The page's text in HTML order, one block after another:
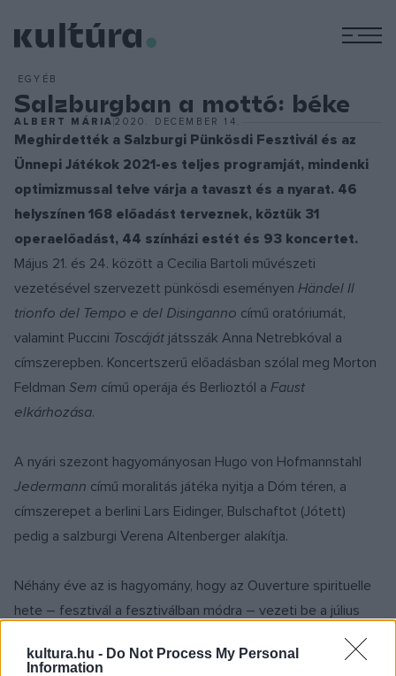
kultura.hu - Do Not Process My Personal
Information
EGYÉB
Salzburgban a mottó: béke
ALBERT MÁRIA2020. DECEMBER 14.
Meghirdették a Salzburgi Pünkösdi Fesztivál és az
Ünnepi Játékok 2021-es teljes programját, mindenki
optimizmussal telve várja a tavaszt és a nyarat. 46
helyszínen 168 előadást terveznek, köztük 31
operaelőadást, 44 színházi estét és 93 koncertet.
Május 21. és 24. között a Cecilia Bartoli művészeti
vezetésével szervezett pünkösdi eseményen Händel Il
trionfo del Tempo e del Disinganno című oratóriumát,
valamint Puccini Toscáját játsszák Anna Netrebkóval a
címszerepben. Koncertszerű előadásban szólal meg Morton
Feldman Sem című operája és Berlioztól a Faust
elkárhozása.
A nyári szezont hagyományosan Hugo von Hofmannstahl
Jedermann című moralitás játéka nyitja a Dóm téren, a
címszerepet a berlini Lars Eidinger, Bulschaftot (Jótett)
pedig a salzburgi Verena Altenberger alakítja.
Néhány éve az is hagyomány, hogy az Ouverture spirituelle
hete – fesztivál a fesztiválban módra – vezeti be a július
25-én kezdődő törzsprogramot. A mottó és a téma 2021-
ben: Pax, azaz Béke.